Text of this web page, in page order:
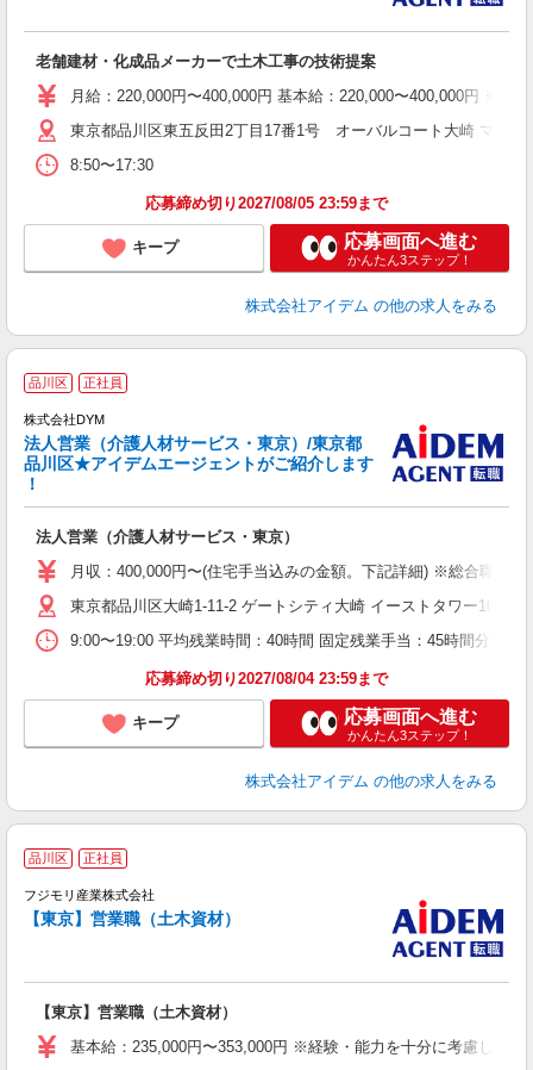
老舗建材・化成品メーカーで土木工事の技術提案
月給：220,000円〜400,000円 基本給：220,000〜400,000円 ※経
東京都品川区東五反田2丁目17番1号 オーバルコート大崎 マーク
8:50〜17:30
応募締め切り2027/08/05 23:59まで
キープ 応募画面へ進む
かんたん3ステップ！
株式会社アイデム の他の求人をみる
品川区 正社員
株式会社DYM
法人営業（介護人材サービス・東京）/東京都
品川区★アイデムエージェントがご紹介します
！
法人営業（介護人材サービス・東京）
月収：400,000円〜(住宅手当込みの金額。下記詳細) ※総合職
東京都品川区大崎1-11-2 ゲートシティ大崎 イーストタワー10F
9:00〜19:00 平均残業時間：40時間 固定残業手当：45時間分含
応募締め切り2027/08/04 23:59まで
キープ 応募画面へ進む
かんたん3ステップ！
株式会社アイデム の他の求人をみる
品川区 正社員
フジモリ産業株式会社
【東京】営業職（土木資材）
【東京】営業職（土木資材）
基本給：235,000円〜353,000円 ※経験・能力を十分に考慮した